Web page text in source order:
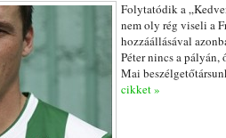
Folytatódik a
nem oly rég viseli a
hozzáállásával
Péter nincs a
Mai
cikket »